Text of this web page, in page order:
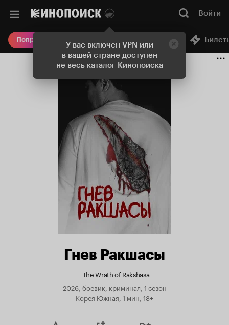
У вас включен VPN или
в вашей стране доступен
не весь каталог Кинопоиска
Войти
Попробовать Плюс Онлайн-кинотеатр
Гнев Ракшасы
The Wrath of Rakshasa
2026, боевик, криминал, 1 сезон
Корея Южная, 1 мин, 18+